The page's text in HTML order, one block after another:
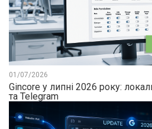
01/07/2026
Gincore у липні 2026 року:
та Telegram